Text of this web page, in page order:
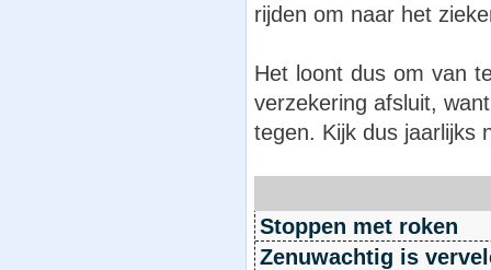
rijden om naar het
Het loont dus om van
verzekering afsluit,
tegen. Kijk dus jaarlijks
Stoppen met roken
Zenuwachtig is